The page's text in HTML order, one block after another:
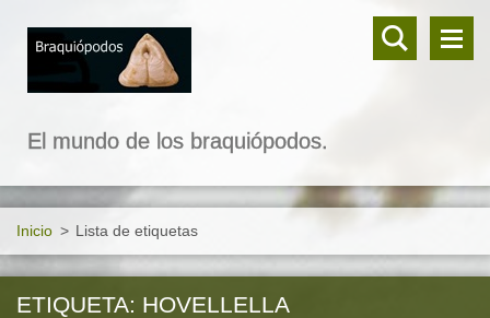
El mundo de los braquiópodos.
Inicio > Lista de etiquetas
ETIQUETA: HOVELLELLA